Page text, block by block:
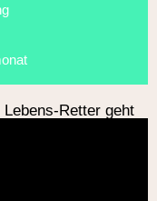
Retter geht